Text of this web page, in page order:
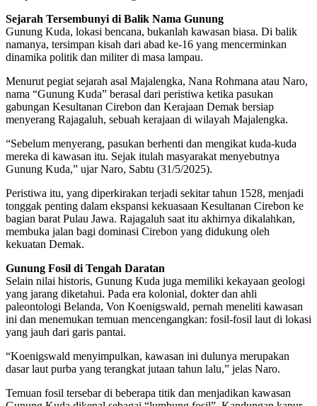
Sejarah Tersembunyi di Balik Nama Gunung
Gunung Kuda, lokasi bencana, bukanlah kawasan biasa. Di balik
namanya, tersimpan kisah dari abad ke-16 yang mencerminkan
dinamika politik dan militer di masa lampau.
Menurut pegiat sejarah asal Majalengka, Nana Rohmana atau Naro,
nama “Gunung Kuda” berasal dari peristiwa ketika pasukan
gabungan Kesultanan Cirebon dan Kerajaan Demak bersiap
menyerang Rajagaluh, sebuah kerajaan di wilayah Majalengka.
“Sebelum menyerang, pasukan berhenti dan mengikat kuda-kuda
mereka di kawasan itu. Sejak itulah masyarakat menyebutnya
Gunung Kuda,” ujar Naro, Sabtu (31/5/2025).
Peristiwa itu, yang diperkirakan terjadi sekitar tahun 1528, menjadi
tonggak penting dalam ekspansi kekuasaan Kesultanan Cirebon ke
bagian barat Pulau Jawa. Rajagaluh saat itu akhirnya dikalahkan,
membuka jalan bagi dominasi Cirebon yang didukung oleh
kekuatan Demak.
Gunung Fosil di Tengah Daratan
Selain nilai historis, Gunung Kuda juga memiliki kekayaan geologi
yang jarang diketahui. Pada era kolonial, dokter dan ahli
paleontologi Belanda, Von Koenigswald, pernah meneliti kawasan
ini dan menemukan temuan mencengangkan: fosil-fosil laut di lokasi
yang jauh dari garis pantai.
“Koenigswald menyimpulkan, kawasan ini dulunya merupakan
dasar laut purba yang terangkat jutaan tahun lalu,” jelas Naro.
Temuan fosil tersebar di beberapa titik dan menjadikan kawasan